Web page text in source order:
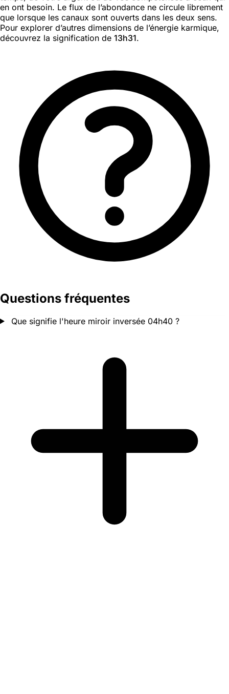
en ont besoin. Le flux de l’abondance ne circule librement
que lorsque les canaux sont ouverts dans les deux sens.
Pour explorer d’autres dimensions de l’énergie karmique,
découvrez la signification de 13h31.
Questions fréquentes
Que signifie l'heure miroir inversée 04h40 ?